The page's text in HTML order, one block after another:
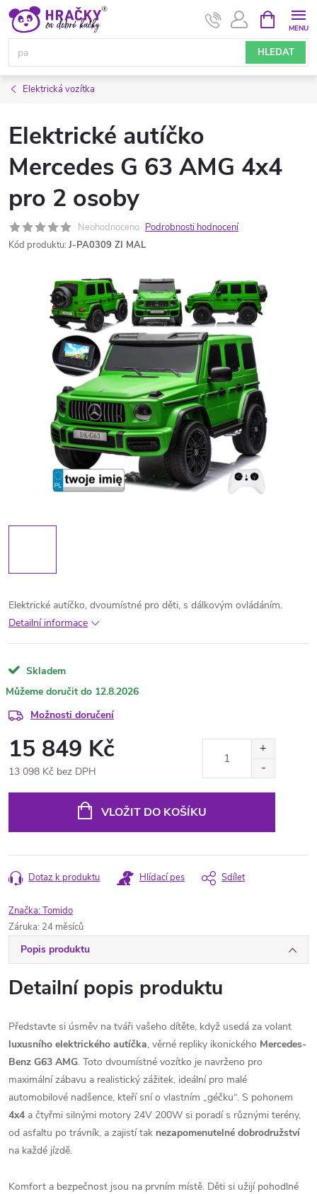
Přejít
obsah
HLEDAT
NÁKUPNÍ
KOŠÍK
Elektrická vozítka
Elektrické autíčko
Mercedes G 63 AMG 4x4
pro 2 osoby
Neohodnoceno Podrobnosti hodnocení
Kód produktu: J-PA0309 ZI MAL
Elektrické autíčko, dvoumístné pro děti, s dálkovým ovládáním.
Detailní informace
Skladem
12.8.2026
Možnosti doručení
15 849 Kč
13 098 Kč bez DPH
VLOŽIT DO KOŠÍKU
Dotaz k produktu Hlídací pes Sdílet
Značka:Tomido
Záruka: 24 měsíců
Popis produktu
Detailní popis produktu
Představte si úsměv na tváři vašeho dítěte, když usedá za volant
luxusního elektrického autíčka, věrné repliky ikonického Mercedes-
Benz G63 AMG. Toto dvoumístné vozítko je navrženo pro
maximální zábavu a realistický zážitek, ideální pro malé
automobilové nadšence, kteří sní o vlastním „géčku“. S pohonem
4x4 a čtyřmi silnými motory 24V 200W si poradí s různými terény,
od asfaltu po trávník, a zajistí tak nezapomenutelné dobrodružství
na každé jízdě.
Komfort a bezpečnost jsou na prvním místě. Děti si užijí pohodlné